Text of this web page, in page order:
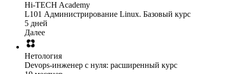
Hi-TECH Academy
L101 Администрирование Linux. Базовый курс
5 дней
Далее
Нетология
Devops-инженер с нуля: расширенный курс